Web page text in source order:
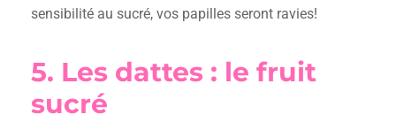
sensibilité au sucré, vos papilles seront ravies!
5. Les dattes : le fruit
sucré